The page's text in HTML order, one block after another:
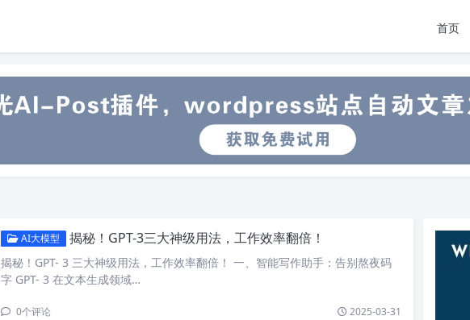
首页
AI大模型 揭秘！GPT-3三大神级用法，工作效率翻倍！
揭秘！GPT- 3 三大神级用法，工作效率翻倍！ 一、智能写作助手：告别熬夜码
字 GPT- 3 在文本生成领域…
0个评论 2025-03-31